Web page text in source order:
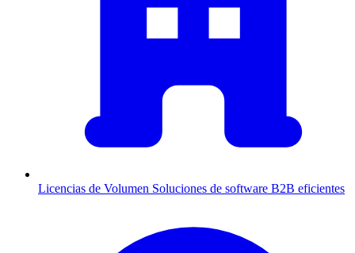
Licencias de Volumen Soluciones de software B2B eficientes